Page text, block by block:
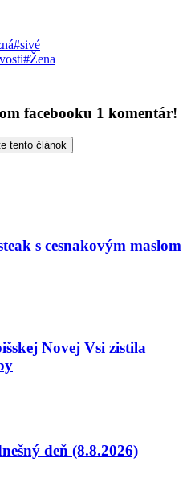
#sivé
#Žena
facebooku 1 komentár!
tento článok
s cesnakovým maslom
Novej Vsi zistila
deň (8.8.2026)